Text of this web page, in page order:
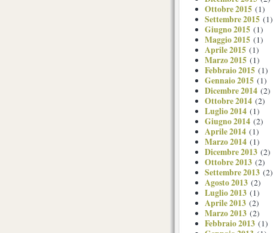
Ottobre 2015 (1)
Settembre 2015 (1)
Giugno 2015 (1)
Maggio 2015 (1)
Aprile 2015 (1)
Marzo 2015 (1)
Febbraio 2015 (1)
Gennaio 2015 (1)
Dicembre 2014 (2)
Ottobre 2014 (2)
Luglio 2014 (1)
Giugno 2014 (2)
Aprile 2014 (1)
Marzo 2014 (1)
Dicembre 2013 (2)
Ottobre 2013 (2)
Settembre 2013 (2)
Agosto 2013 (2)
Luglio 2013 (1)
Aprile 2013 (2)
Marzo 2013 (2)
Febbraio 2013 (1)